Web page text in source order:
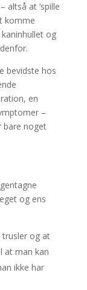
altså at ‘spille
komme
og
bevidste hos
en
–
bare noget
og ens
trusler og at
at man kan
ikke har